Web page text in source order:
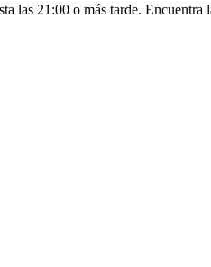
las 21:00 o más tarde. Encuentra